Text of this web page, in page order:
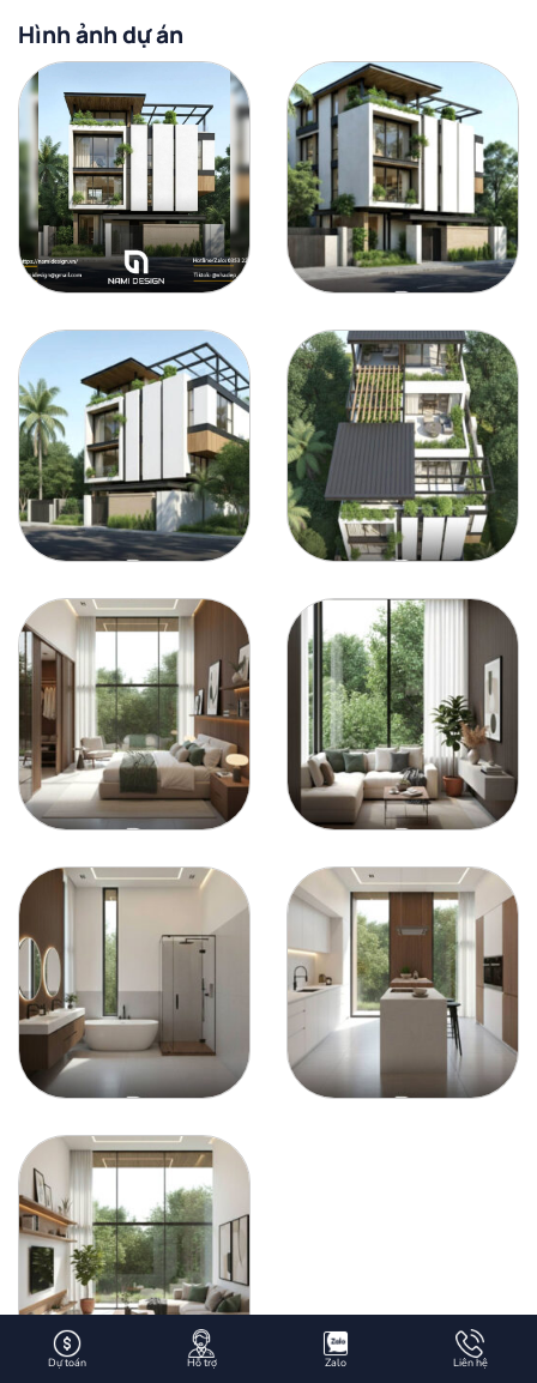
Dự toán Hỗ trợ Zalo Liên hệ
Hình ảnh dự án